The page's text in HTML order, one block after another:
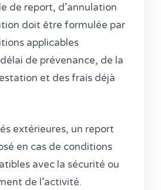
de report, d’annulation
doit être formulée par
applicables
de prévenance, de la
et des frais déjà
extérieures, un report
en cas de conditions
avec la sécurité ou
de l’activité.